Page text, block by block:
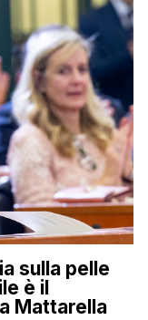
sulla pelle
è il
Mattarella